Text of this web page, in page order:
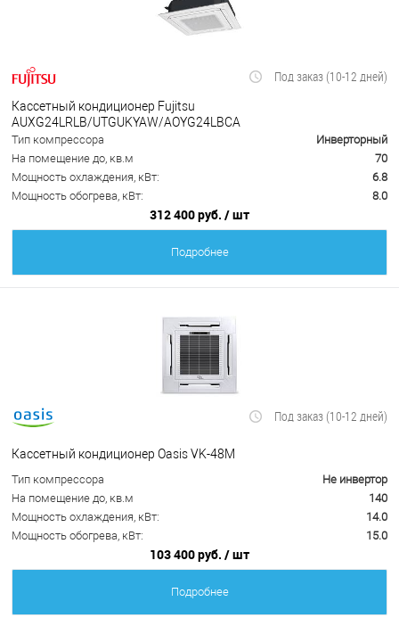
Под заказ (10-12 дней)
Кассетный кондиционер Fujitsu
AUXG24LRLB/UTGUKYAW/AOYG24LBCA
Тип компрессора
Инверторный
На помещение до, кв.м
70
Мощность охлаждения, кВт:
6.8
Мощность обогрева, кВт:
8.0
312 400 руб. / шт
Подробнее
Под заказ (10-12 дней)
Кассетный кондиционер Oasis VK-48M
Тип компрессора
Не инвертор
На помещение до, кв.м
140
Мощность охлаждения, кВт:
14.0
Мощность обогрева, кВт:
15.0
103 400 руб. / шт
Подробнее